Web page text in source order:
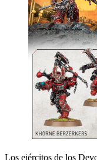
Los ejércitos de los